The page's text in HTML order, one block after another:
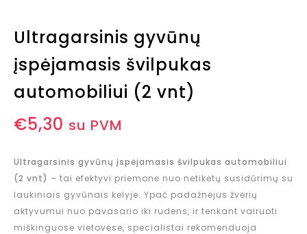
Ultragarsinis gyvūnų
įspėjamasis švilpukas
automobiliui (2 vnt)
€5,30 su PVM
Ultragarsinis gyvūnų įspėjamasis švilpukas automobiliui
(2 vnt) – tai efektyvi priemonė nuo netikėtų susidūrimų su
laukiniais gyvūnais kelyje. Ypač padažnėjus žvėrių
aktyvumui nuo pavasario iki rudens, ir tenkant vairuoti
miškinguose vietovėse, specialistai rekomenduoja